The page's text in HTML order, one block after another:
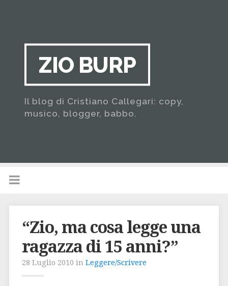
ZIO BURP
Il blog di Cristiano Callegari: copy,
musico, blogger, babbo.
“Zio, ma cosa legge una
ragazza di 15 anni?”
28 Luglio 2010 in Leggere/Scrivere